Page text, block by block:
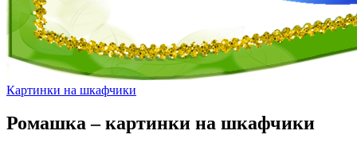
Картинки на шкафчики
Ромашка – картинки на шкафчики